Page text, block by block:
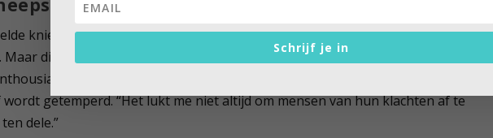
ik geloof in fysiotherapie
knieblessure van manlief, heb ik lang niet in de toegevoegde waarde van
dit is nu de derde keer dat ik wel baat heb bij fysiotherapie! Inmiddels is
omgeslagen. Enthousiasme, dat door kaakfysiotherapeut Keesjan
getemperd. “Het lukt me niet altijd om mensen van hun klachten af te
dele.”
Schrijf je in